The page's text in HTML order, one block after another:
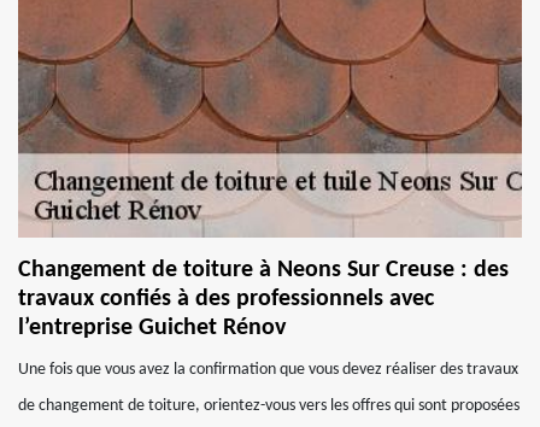
Changement de toiture à Neons Sur Creuse : des
travaux confiés à des professionnels avec
l’entreprise Guichet Rénov
Une fois que vous avez la confirmation que vous devez réaliser des travaux
de changement de toiture, orientez-vous vers les offres qui sont proposées